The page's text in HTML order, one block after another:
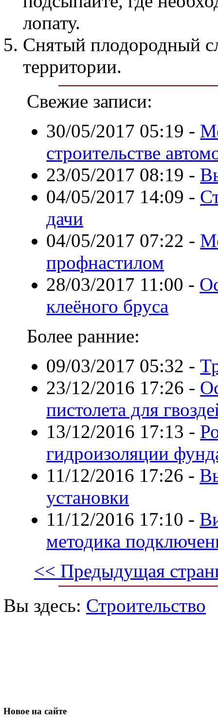
лопату.
Снятый плодородный
территории.
Свежие записи:
30/05/2017 05:19 -
строительстве
23/05/2017 08:19 -
04/05/2017 14:09 -
дачи
04/05/2017 07:22 -
профнастилом
28/03/2017 11:00 -
клеёного бруса
Более ранние:
09/03/2017 05:32 -
23/12/2016 17:26 -
пистолета для
13/12/2016 17:13 -
гидроизоляции
11/12/2016 17:26 -
установки
11/12/2016 17:10 -
методика
<< Предыдущая
Вы здесь: Строительство
Новое на сайте